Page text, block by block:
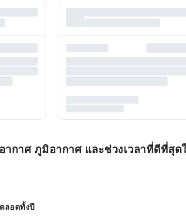
กาศ ภูมิอากาศ และช่วงเวลาที่ดีที่สุด
ลอดทั้งปี